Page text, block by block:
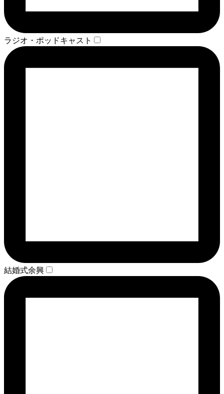
ラジオ・ポッドキャスト
結婚式余興